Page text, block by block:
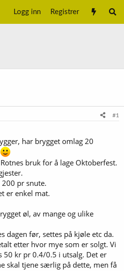
Logg inn Registrer
#1
har brygget omlag 20
bruk for å lage Oktoberfest.
pr snute.
er enkel mat.
øl, av mange og ulike
dagen før, settes på kjøle etc da.
etter hvor mye som er solgt. Vi
50 kr pr 0.4/0.5 i utsalg. Det er
skal tjene særlig på dette, men få